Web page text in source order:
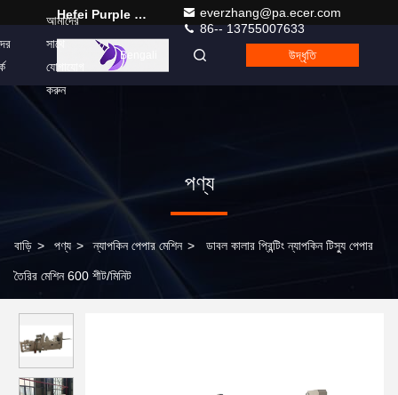
Hefei Purple Horn E-Commerce Co., Ltd.
everzhang@pa.ecer.com
86-- 13755007633
আমাদের
সাথে
যোগাযোগ
করুন
Bengali উদ্ধৃতি
পণ্য
বাড়ি > পণ্য > ন্যাপকিন পেপার মেশিন > ডাবল কালার প্রিন্টিং ন্যাপকিন টিস্যু পেপার
তৈরির মেশিন 600 শীট/মিনিট